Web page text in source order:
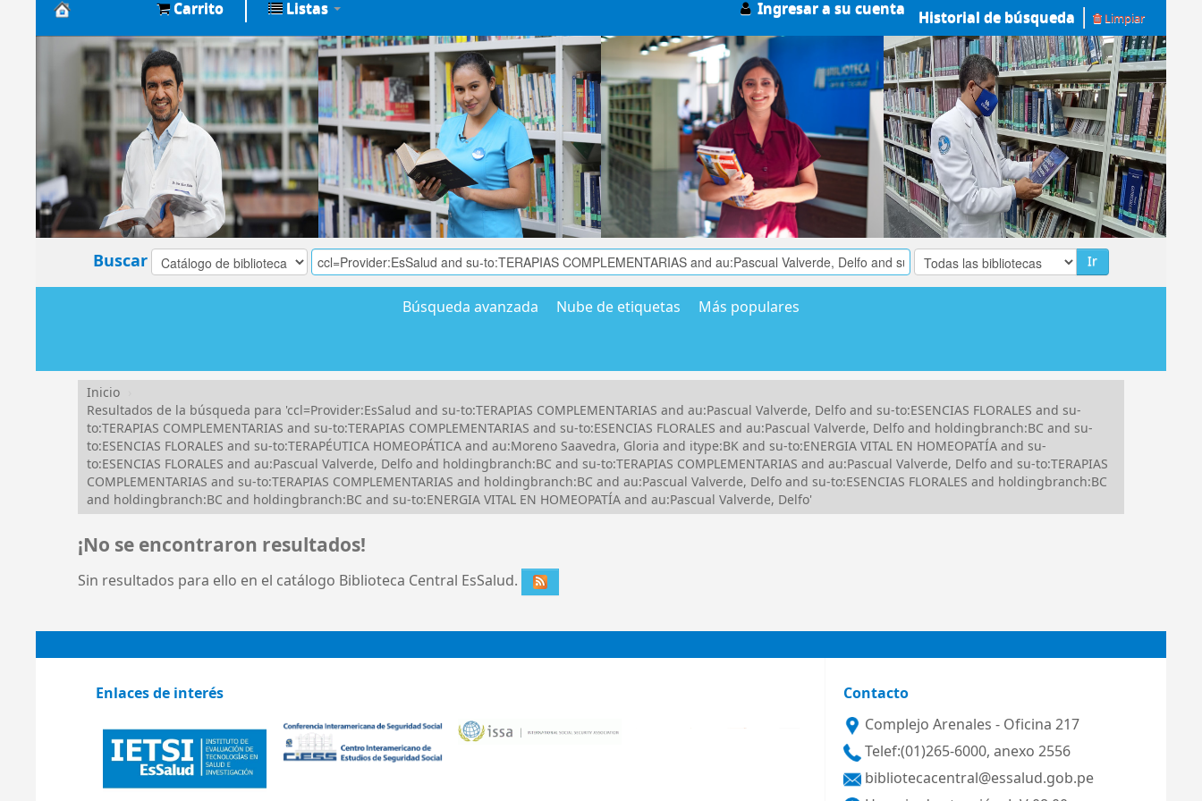
Biblioteca
Central
EsSalud
Carrito Listas Ingresar a su cuenta Historial de búsqueda Limpiar
Buscar Ir
Búsqueda avanzada Nube de etiquetas Más populares
Inicio
Resultados de la búsqueda para 'ccl=Provider:EsSalud and su-to:TERAPIAS COMPLEMENTARIAS and au:Pascual Valverde, Delfo and su-to:ESENCIAS FLORALES and su-
to:TERAPIAS COMPLEMENTARIAS and su-to:TERAPIAS COMPLEMENTARIAS and su-to:ESENCIAS FLORALES and au:Pascual Valverde, Delfo and holdingbranch:BC and su-
to:ESENCIAS FLORALES and su-to:TERAPÉUTICA HOMEOPÁTICA and au:Moreno Saavedra, Gloria and itype:BK and su-to:ENERGIA VITAL EN HOMEOPATÍA and su-
to:ESENCIAS FLORALES and au:Pascual Valverde, Delfo and holdingbranch:BC and su-to:TERAPIAS COMPLEMENTARIAS and au:Pascual Valverde, Delfo and su-to:TERAPIAS
COMPLEMENTARIAS and su-to:TERAPIAS COMPLEMENTARIAS and holdingbranch:BC and au:Pascual Valverde, Delfo and su-to:ESENCIAS FLORALES and holdingbranch:BC
and holdingbranch:BC and holdingbranch:BC and su-to:ENERGIA VITAL EN HOMEOPATÍA and au:Pascual Valverde, Delfo'
¡No se encontraron resultados!
Sin resultados para ello en el catálogo Biblioteca Central EsSalud.
Enlaces de interés
Contacto
Complejo Arenales - Oficina 217
Telef:(01)265-6000, anexo 2556
bibliotecacentral@essalud.gob.pe